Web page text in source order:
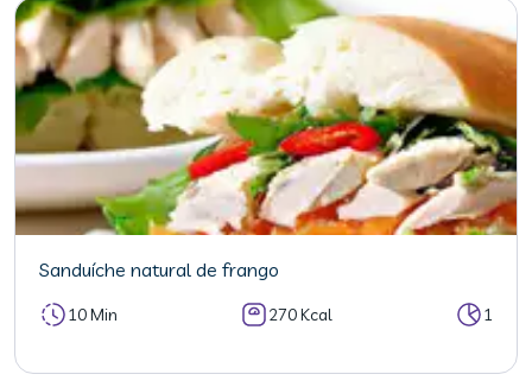
Sanduíche natural de frango
10 Min 270 Kcal 1